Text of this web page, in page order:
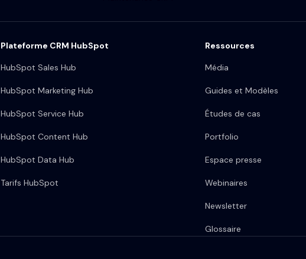
Plateforme CRM HubSpot
HubSpot Sales Hub
HubSpot Marketing Hub
HubSpot Service Hub
HubSpot Content Hub
HubSpot Data Hub
Tarifs HubSpot
Ressources
Média
Guides et Modèles
Études de cas
Portfolio
Espace presse
Webinaires
Newsletter
Glossaire